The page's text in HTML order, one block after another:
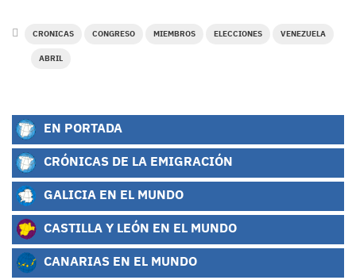
CRONICAS CONGRESO MIEMBROS ELECCIONES VENEZUELA
ABRIL
EN PORTADA
CRÓNICAS DE LA EMIGRACIÓN
GALICIA EN EL MUNDO
CASTILLA Y LEÓN EN EL MUNDO
CANARIAS EN EL MUNDO